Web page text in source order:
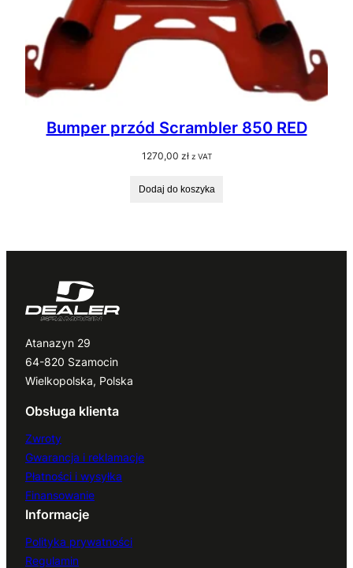
Bumper przód Scrambler 850 RED
1270,00 zł z VAT
Dodaj do koszyka
Atanazyn 29
64-820 Szamocin
Wielkopolska, Polska
Obsługa klienta
Zwroty
Gwarancja i reklamacje
Płatności i wysyłka
Finansowanie
Informacje
Polityka prywatności
Regulamin